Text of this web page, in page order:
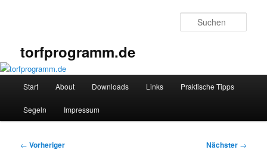
torfprogramm.de
Start About Downloads Links Praktische Tipps
Segeln Impressum
Beitragsnavigation
← Vorheriger Nächster →